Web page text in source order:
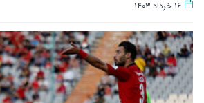
۱۶ خرداد ۱۴۰۳